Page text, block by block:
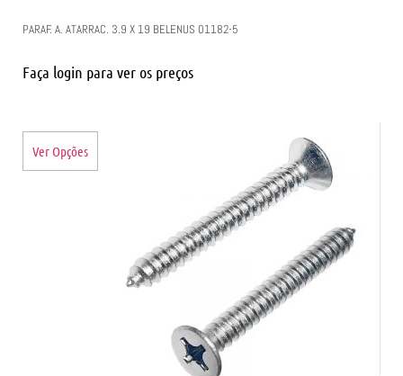
PARAF. A. ATARRAC. 3.9 X 19 BELENUS 01182-5
Faça login para ver os preços
Ver Opções